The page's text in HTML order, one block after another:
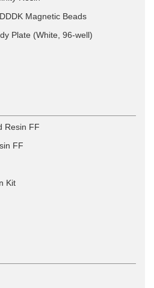
Magnetic Beads
Plate (White, 96-well)
Resin FF
FF
Kit